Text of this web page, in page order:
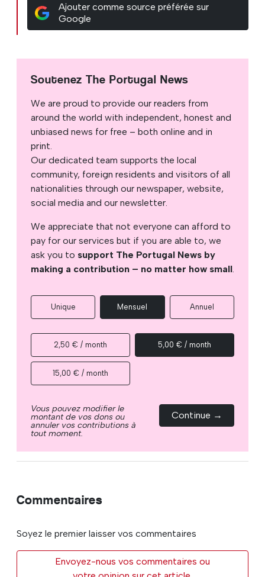
Ajouter comme source préférée sur
Google
Soutenez The Portugal News
We are proud to provide our readers from
around the world with independent, honest and
unbiased news for free – both online and in
print.
Our dedicated team supports the local
community, foreign residents and visitors of all
nationalities through our newspaper, website,
social media and our newsletter.
We appreciate that not everyone can afford to
pay for our services but if you are able to, we
ask you to support The Portugal News by
making a contribution – no matter how small.
Unique Mensuel Annuel
2,50 € / month 5,00 € / month
15,00 € / month
Vous pouvez modifier le
montant de vos dons ou
annuler vos contributions à
tout moment.
Continue →
Commentaires
Soyez le premier laisser vos commentaires
Envoyez-nous vos commentaires ou